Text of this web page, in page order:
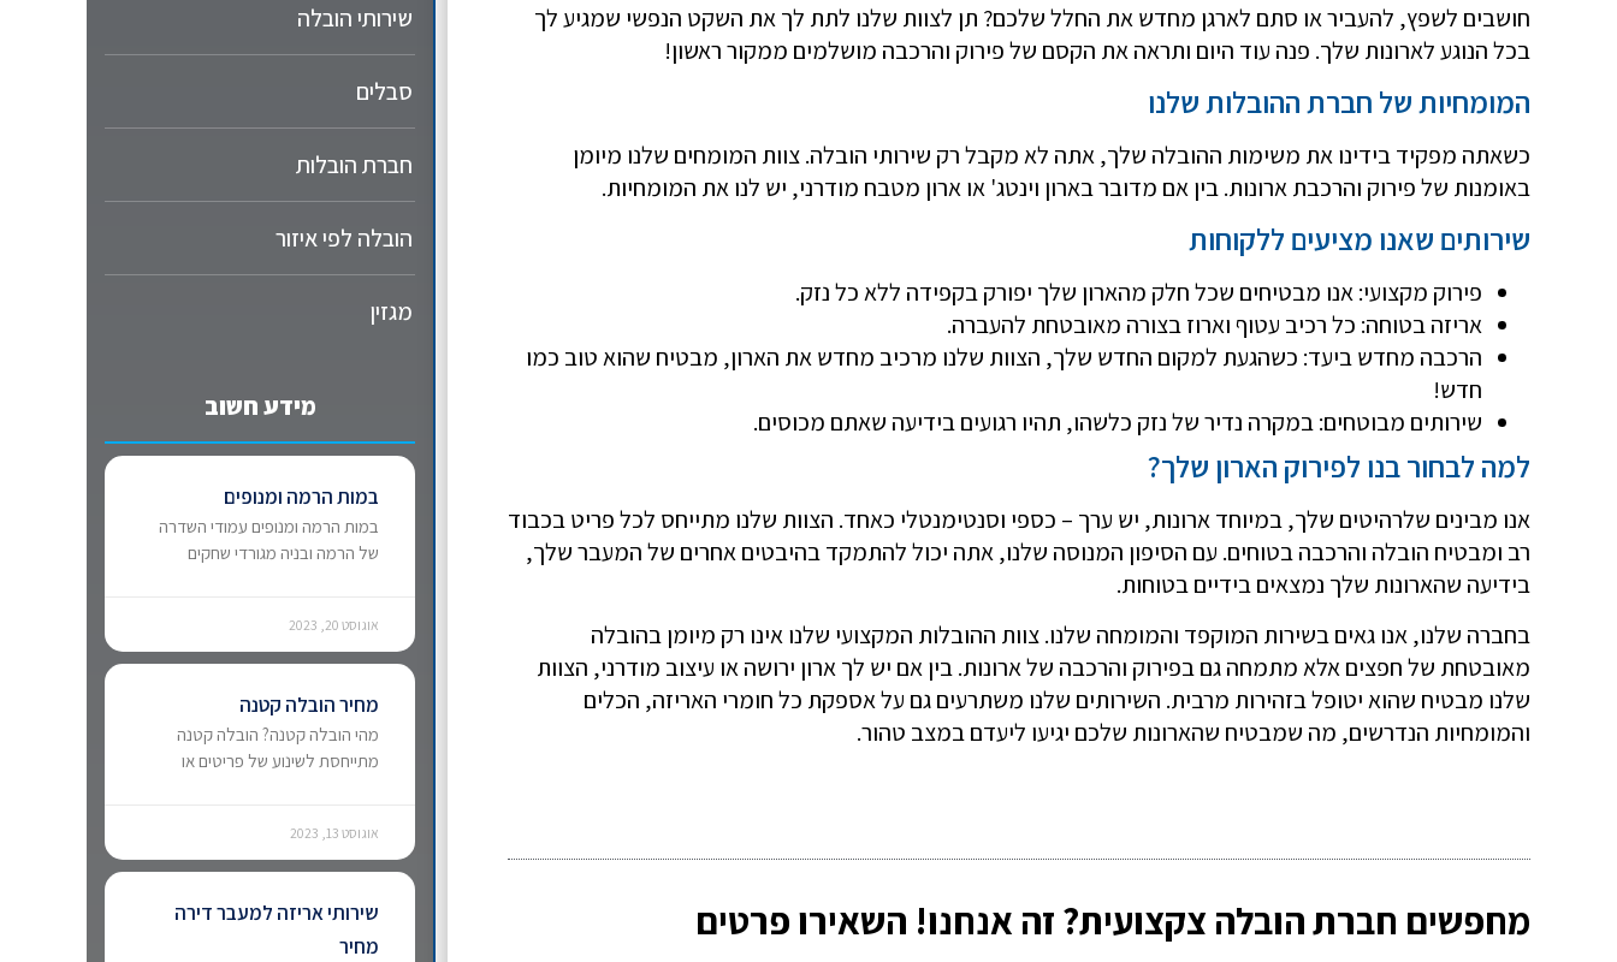
חושבים לשפץ, להעביר או סתם לארגן מחדש את החלל שלכם? תן לצוות שלנו לתת לך את השקט הנפשי שמגיע לך
בכל הנוגע לארונות שלך. פנה עוד היום ותראה את הקסם של פירוק והרכבה מושלמים ממקור ראשון!
המומחיות של חברת ההובלות שלנו
כשאתה מפקיד בידינו את משימות ההובלה שלך, אתה לא מקבל רק שירותי הובלה. צוות המומחים שלנו מיומן
באומנות של פירוק והרכבת ארונות. בין אם מדובר בארון וינטג' או ארון מטבח מודרני, יש לנו את המומחיות.
שירותים שאנו מציעים ללקוחות
פירוק מקצועי: אנו מבטיחים שכל חלק מהארון שלך יפורק בקפידה ללא כל נזק.
אריזה בטוחה: כל רכיב עטוף וארוז בצורה מאובטחת להעברה.
הרכבה מחדש ביעד: כשהגעת למקום החדש שלך, הצוות שלנו מרכיב מחדש את הארון, מבטיח שהוא טוב כמו
חדש!
שירותים מבוטחים: במקרה נדיר של נזק כלשהו, ​​תהיו רגועים בידיעה שאתם מכוסים.
למה לבחור בנו לפירוק הארון שלך?
אנו מבינים שלרהיטים שלך, במיוחד ארונות, יש ערך – כספי וסנטימנטלי כאחד. הצוות שלנו מתייחס לכל פריט בכבוד
רב ומבטיח הובלה והרכבה בטוחים. עם הסיפון המנוסה שלנו, אתה יכול להתמקד בהיבטים אחרים של המעבר שלך,
בידיעה שהארונות שלך נמצאים בידיים בטוחות.
בחברה שלנו, אנו גאים בשירות המוקפד והמומחה שלנו. צוות ההובלות המקצועי שלנו אינו רק מיומן בהובלה
מאובטחת של חפצים אלא מתמחה גם בפירוק והרכבה של ארונות. בין אם יש לך ארון ירושה או עיצוב מודרני, הצוות
שלנו מבטיח שהוא יטופל בזהירות מרבית. השירותים שלנו משתרעים גם על אספקת כל חומרי האריזה, הכלים
והמומחיות הנדרשים, מה שמבטיח שהארונות שלכם יגיעו ליעדם במצב טהור.
מחפשים חברת הובלה צקצועית? זה אנחנו! השאירו פרטים
שירותי הובלה
סבלים
חברת הובלות
הובלה לפי איזור
מגזין
מידע חשוב
במות הרמה ומנופים
במות הרמה ומנופים עמודי השדרה
של הרמה ובניה מגורדי שחקים
אוגוסט 20, 2023
מחיר הובלה קטנה
מהי הובלה קטנה? הובלה קטנה
מתייחסת לשינוע של פריטים או
אוגוסט 13, 2023
שירותי אריזה למעבר דירה
מחיר